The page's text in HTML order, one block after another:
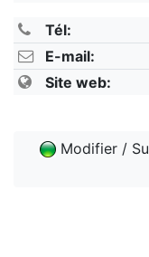
Tél:
E-mail:
Site web:
Modifier / Supprimer un DJ, une Démo ou un